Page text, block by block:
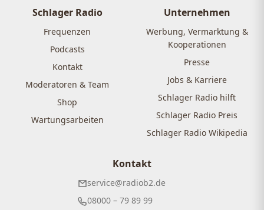
Schlager Radio
Frequenzen
Podcasts
Kontakt
Moderatoren & Team
Shop
Wartungsarbeiten
Unternehmen
Werbung, Vermarktung &
Kooperationen
Presse
Jobs & Karriere
Schlager Radio hilft
Schlager Radio Preis
Schlager Radio Wikipedia
Kontakt
service@radiob2.de
08000 – 79 89 99